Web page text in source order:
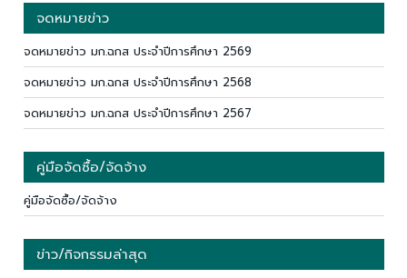
จดหมายข่าว
จดหมายข่าว มก.ฉกส ประจำปีการศึกษา 2569
จดหมายข่าว มก.ฉกส ประจำปีการศึกษา 2568
จดหมายข่าว มก.ฉกส ประจำปีการศึกษา 2567
คู่มือจัดซื้อ/จัดจ้าง
คู่มือจัดซื้อ/จัดจ้าง
ข่าว/กิจกรรมล่าสุด